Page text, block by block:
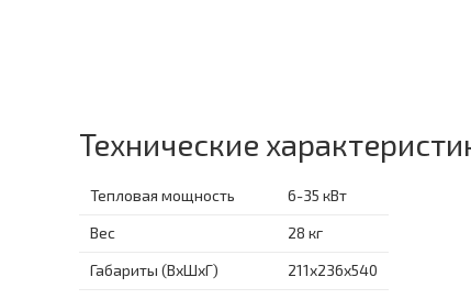
Технические
Тепловая мощность
6-35 кВт
Вес
28 кг
Габариты (ВхШхГ)
211x236x540